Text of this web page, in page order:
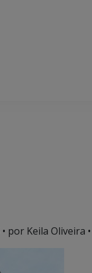
• por Keila Oliveira •